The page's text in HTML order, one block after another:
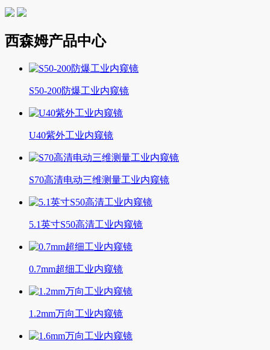
西森姆产品中心
S50-200防爆工业内窥镜
U40紫外工业内窥镜
S70高清电动三维测量工业内窥镜
5.1英寸S50高清工业内窥镜
0.7mm超细工业内窥镜
1.2mm万向工业内窥镜